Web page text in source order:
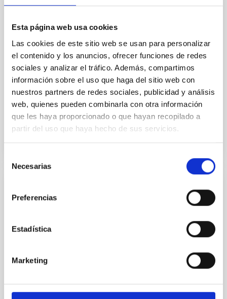
Esta página web usa cookies
Las cookies de este sitio web se usan para personalizar
el contenido y los anuncios, ofrecer funciones de redes
sociales y analizar el tráfico. Además, compartimos
información sobre el uso que haga del sitio web con
nuestros partners de redes sociales, publicidad y análisis
web, quienes pueden combinarla con otra información
que les haya proporcionado o que hayan recopilado a
partir del uso que haya hecho de sus servicios.
Necesarias
Preferencias
Estadística
Marketing
cloud-scale magnetic field. A. Pandhi et al. showed
instead, however, that the orientation of cores and
their angular momentum vectors appear random
with respect to the larger-scale magnetic
Fecha de publicación:
5 2026
BIBCODE 2026APJ..1003...83Y
Clues to inside-out quenching in quiescent
Mg-abundance gradients from JWST-
Spatially resolved stellar populations of massive
insights into star-formation quenching and stellar